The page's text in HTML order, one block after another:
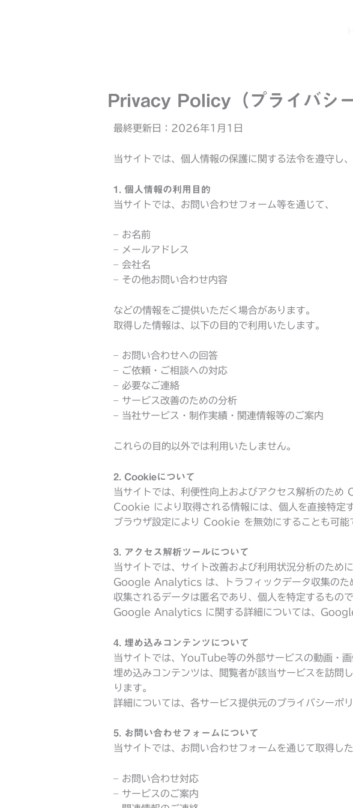
Privacy Policy（プライバシ
最終更新日：2026年1月1日
当サイトでは、個人情報の保護に関する法令を遵守し
1. 個人情報の利用目的
当サイトでは、お問い合わせフォーム等を通じて、
– お名前
– メールアドレス
– 会社名
– その他お問い合わせ内容
などの情報をご提供いただく場合があります。
取得した情報は、以下の目的で利用いたします。
– お問い合わせへの回答
– ご依頼・ご相談への対応
– 必要なご連絡
– サービス改善のための分析
– 当社サービス・制作実績・関連情報等のご案内
これらの目的以外では利用いたしません。
2. Cookieについて
当サイトでは、利便性向上およびアクセス解析のため
Cookie により取得される情報には、個人を直接特定
ブラウザ設定により Cookie を無効にすることも可能
3. アクセス解析ツールについて
当サイトでは、サイト改善および利用状況分析のた
Google Analytics は、トラフィックデータ収集のた
収集されるデータは匿名であり、個人を特定するもので
Google Analytics に関する詳細については、Google
4. 埋め込みコンテンツについて
当サイトでは、YouTube等の外部サービスの動画・画
埋め込みコンテンツは、閲覧者が該当サービスを訪
ります。
詳細については、各サービス提供元のプライバシーポ
5. お問い合わせフォームについて
当サイトでは、お問い合わせフォームを通じて取得した
– お問い合わせ対応
– サービスのご案内